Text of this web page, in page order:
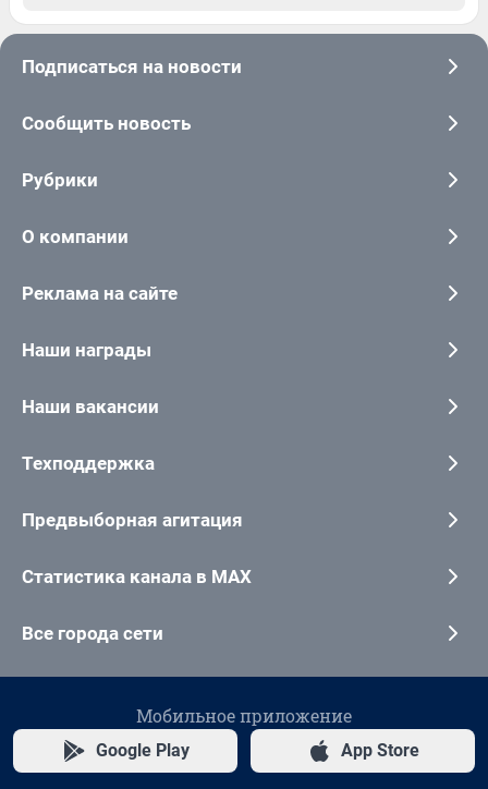
Подписаться на новости
Сообщить новость
Рубрики
О компании
Реклама на сайте
Наши награды
Наши вакансии
Техподдержка
Предвыборная агитация
Статистика канала в MAX
Все города сети
Мобильное приложение
Google Play App Store